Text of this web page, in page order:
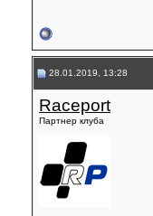
28.01.2019, 13:28
Raceport
Партнер клуба